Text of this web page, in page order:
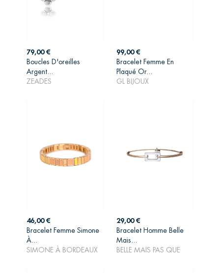
Prix
79,00 €
Boucles D'oreilles
Argent...
ZEADES
AJOUTER AU
Prix
99,00 €
Bracelet Femme En
Plaqué Or...
GL BIJOUX
AJOUTER AU
PANIER
Prix
46,00 €
Bracelet Femme Simone
À...
SIMONE À BORDEAUX
AJOUTER AU
Prix
29,00 €
Bracelet Homme Belle
Mais...
BELLE MAIS PAS QUE
AJOUTER AU